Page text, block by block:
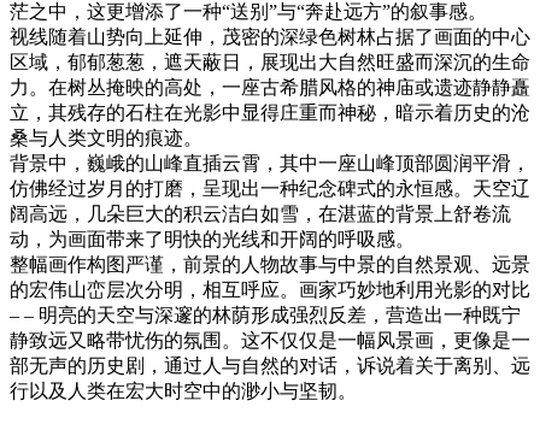
茫之中，这更增添了一种“送别”与“奔赴远方”的叙事感。
视线随着山势向上延伸，茂密的深绿色树林占据了画面的中心
区域，郁郁葱葱，遮天蔽日，展现出大自然旺盛而深沉的生命
力。在树丛掩映的高处，一座古希腊风格的神庙或遗迹静静矗
立，其残存的石柱在光影中显得庄重而神秘，暗示着历史的沧
桑与人类文明的痕迹。
背景中，巍峨的山峰直插云霄，其中一座山峰顶部圆润平滑，
仿佛经过岁月的打磨，呈现出一种纪念碑式的永恒感。天空辽
阔高远，几朵巨大的积云洁白如雪，在湛蓝的背景上舒卷流
动，为画面带来了明快的光线和开阔的呼吸感。
整幅画作构图严谨，前景的人物故事与中景的自然景观、远景
的宏伟山峦层次分明，相互呼应。画家巧妙地利用光影的对比
– – 明亮的天空与深邃的林荫形成强烈反差，营造出一种既宁
静致远又略带忧伤的氛围。这不仅仅是一幅风景画，更像是一
部无声的历史剧，通过人与自然的对话，诉说着关于离别、远
行以及人类在宏大时空中的渺小与坚韧。